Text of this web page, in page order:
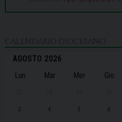
CALENDARIO DIOCESANO
AGOSTO 2026
Lun Mar Mer Gio
3 4 5 6